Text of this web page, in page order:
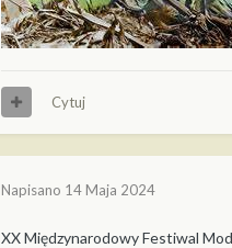
Cytuj
Napisano 14 Maja 2024
XX Międzynarodowy Festiwal